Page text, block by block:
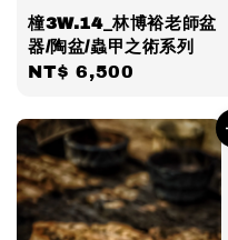
橦3W.14_林博裕老師盆
器/陶盆/蟲甲之術系列
Regular
NT$ 6,500